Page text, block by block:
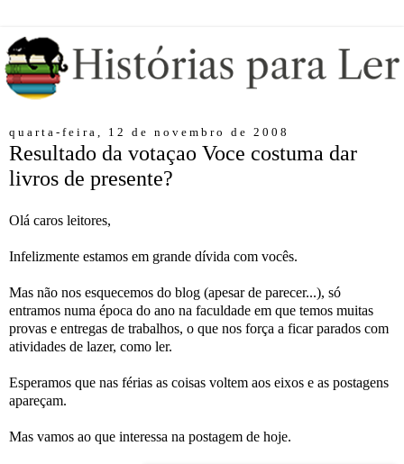
quarta-feira, 12 de novembro de 2008
Resultado da votaçao Voce costuma dar
livros de presente?
Olá caros leitores,
Infelizmente estamos em grande dívida com vocês.
Mas não nos esquecemos do blog (apesar de parecer...), só
entramos numa época do ano na faculdade em que temos muitas
provas e entregas de trabalhos, o que nos força a ficar parados com
atividades de lazer, como ler.
Esperamos que nas férias as coisas voltem aos eixos e as postagens
apareçam.
Mas vamos ao que interessa na postagem de hoje.